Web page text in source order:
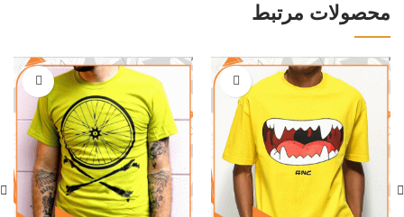
محصولات مرتبط